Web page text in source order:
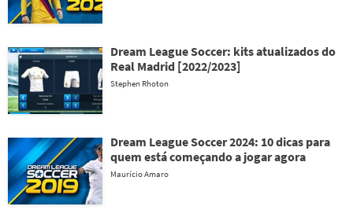
Dream League Soccer: kits atualizados do
Real Madrid [2022/2023]
Stephen Rhoton
Dream League Soccer 2024: 10 dicas para
quem está começando a jogar agora
Maurício Amaro